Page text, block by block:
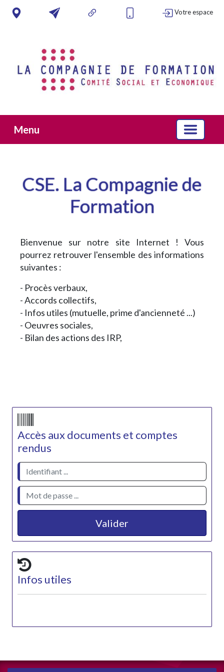
Votre espace
Menu
CSE. La Compagnie de
Formation
Bienvenue sur notre site Internet ! Vous
pourrez retrouver l'ensemble des informations
suivantes :
- Procès verbaux,
- Accords collectifs,
- Infos utiles (mutuelle, prime d'ancienneté ...)
- Oeuvres sociales,
- Bilan des actions des IRP,
Accès aux documents et comptes
rendus
Valider
Infos utiles